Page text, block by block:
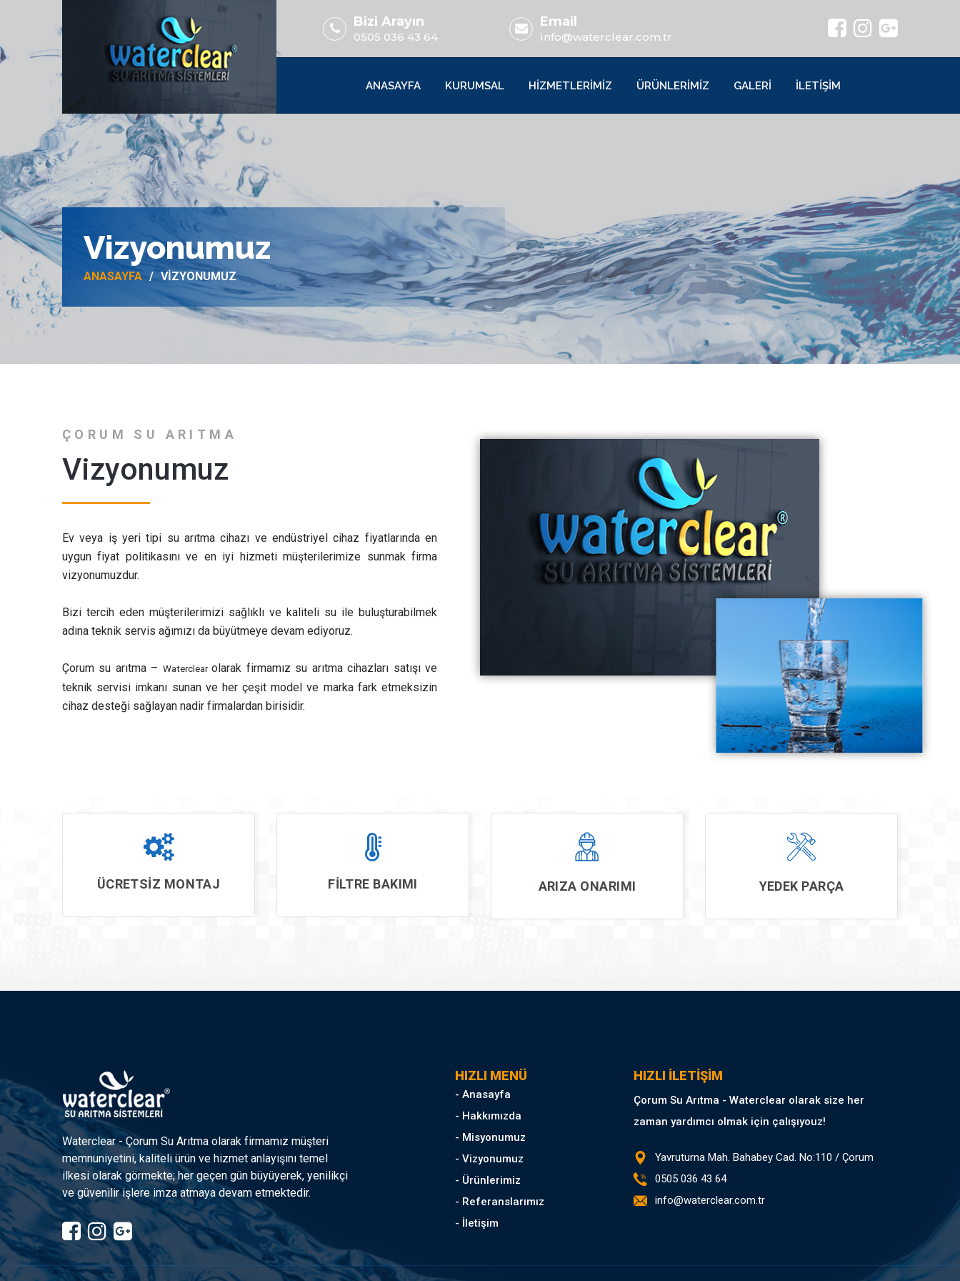
Bizi Arayın
0505 036 43 64
Email
info@waterclear.com.tr
ANASAYFA KURUMSAL HİZMETLERİMİZ ÜRÜNLERİMİZ GALERİ İLETİŞİM
Vizyonumuz
ANASAYFA VIZYONUMUZ
ÇORUM SU ARITMA
Vizyonumuz
Ev veya iş yeri tipi su arıtma cihazı ve endüstriyel cihaz fiyatlarında en
uygun fiyat politikasını ve en iyi hizmeti müşterilerimize sunmak firma
vizyonumuzdur.
Bizi tercih eden müşterilerimizi sağlıklı ve kaliteli su ile buluşturabilmek
adına teknik servis ağımızı da büyütmeye devam ediyoruz.
Çorum su arıtma – Waterclearolarak firmamız su arıtma cihazları satışı ve
teknik servisi imkanı sunan ve her çeşit model ve marka fark etmeksizin
cihaz desteği sağlayan nadir firmalardan birisidir.
ÜCRETSİZ MONTAJ FİLTRE BAKIMI ARIZA ONARIMI YEDEK PARÇA
Waterclear - Çorum Su Arıtma olarak firmamız müşteri
memnuniyetini, kaliteli ürün ve hizmet anlayışını temel
ilkesi olarak görmekte; her geçen gün büyüyerek, yenilikçi
ve güvenilir işlere imza atmaya devam etmektedir.
HIZLI MENÜ
- Anasayfa
- Hakkımızda
- Misyonumuz
- Vizyonumuz
- Ürünlerimiz
- Referanslarımız
- İletişim
HIZLI İLETİŞİM
Çorum Su Arıtma - Waterclear olarak size her
zaman yardımcı olmak için çalışıyouz!
Yavruturna Mah. Bahabey Cad. No:110 / Çorum
0505 036 43 64
info@waterclear.com.tr